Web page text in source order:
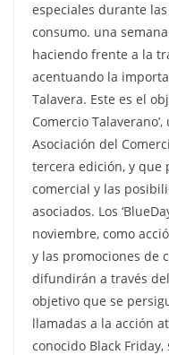
especiales durante
consumo. una
haciendo frente a la
acentuando la
Talavera. Este es el
Comercio
Asociación del
tercera edición, y
comercial y las
asociados. Los
noviembre, como
y las promociones de
difundirán a través
objetivo que se
llamadas a la acción
conocido Black